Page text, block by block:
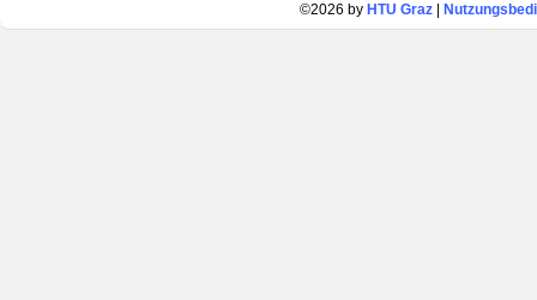
©2026 by HTU Graz|